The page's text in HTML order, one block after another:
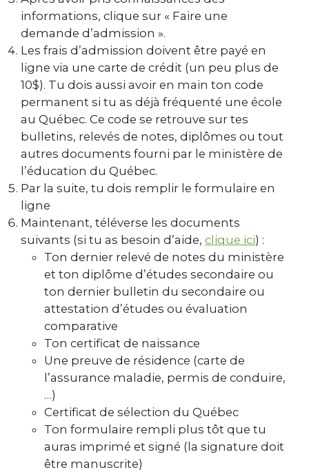
informations, clique sur « Faire une
demande d’admission ».
Les frais d’admission doivent être payé en
ligne via une carte de crédit (un peu plus de
10$). Tu dois aussi avoir en main ton code
permanent si tu as déjà fréquenté une école
au Québec. Ce code se retrouve sur tes
bulletins, relevés de notes, diplômes ou tout
autres documents fourni par le ministère de
l’éducation du Québec.
Par la suite, tu dois remplir le formulaire en
ligne
Maintenant, téléverse les documents
suivants (si tu as besoin d’aide, clique ici) :
Ton dernier relevé de notes du ministère
et ton diplôme d’études secondaire ou
ton dernier bulletin du secondaire ou
attestation d’études ou évaluation
comparative
Ton certificat de naissance
Une preuve de résidence (carte de
l’assurance maladie, permis de conduire,
…)
Certificat de sélection du Québec
Ton formulaire rempli plus tôt que tu
auras imprimé et signé (la signature doit
être manuscrite)